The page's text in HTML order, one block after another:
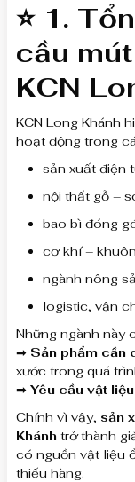
⭐ 1.
cầu
KCN
KCN Long Khánh
hoạt động trong
sản xuất điện
nội thất gỗ –
bao bì đóng
cơ khí –
ngành nông
logistic, vận
Những ngành này
➡ Sản phẩm cần
xước trong quá
➡ Yêu cầu vật
Chính vì vậy, sản
Khánh trở thành
có nguồn vật liệu
thiếu hàng.